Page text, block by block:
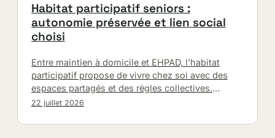
Habitat participatif seniors :
autonomie préservée et lien social
choisi
22 juillet 2026
Entre maintien à domicile et EHPAD, l’habitat
participatif propose de vivre chez soi avec des
espaces partagés et des règles collectives.
Objectif : préserver l’autonomie, lutter…